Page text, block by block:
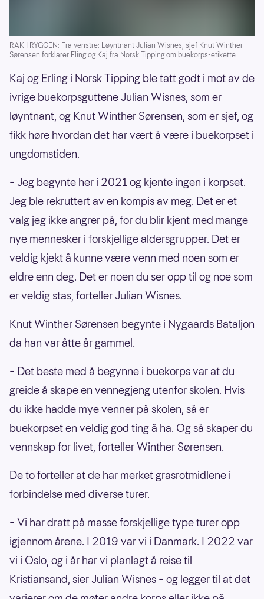
RAK I RYGGEN: Fra venstre: Løyntnant Julian Wisnes, sjef Knut Winther
Sørensen forklarer Eling og Kaj fra Norsk Tipping om buekorps-etikette.
Kaj og Erling i Norsk Tipping ble tatt godt i mot av de
ivrige buekorpsguttene Julian Wisnes, som er
løyntnant, og Knut Winther Sørensen, som er sjef, og
fikk høre hvordan det har vært å være i buekorpset i
ungdomstiden.
– Jeg begynte her i 2021 og kjente ingen i korpset.
Jeg ble rekruttert av en kompis av meg. Det er et
valg jeg ikke angrer på, for du blir kjent med mange
nye mennesker i forskjellige aldersgrupper. Det er
veldig kjekt å kunne være venn med noen som er
eldre enn deg. Det er noen du ser opp til og noe som
er veldig stas, forteller Julian Wisnes.
Knut Winther Sørensen begynte i Nygaards Bataljon
da han var åtte år gammel.
– Det beste med å begynne i buekorps var at du
greide å skape en vennegjeng utenfor skolen. Hvis
du ikke hadde mye venner på skolen, så er
buekorpset en veldig god ting å ha. Og så skaper du
vennskap for livet, forteller Winther Sørensen.
De to forteller at de har merket grasrotmidlene i
forbindelse med diverse turer.
– Vi har dratt på masse forskjellige type turer opp
igjennom årene. I 2019 var vi i Danmark. I 2022 var
vi i Oslo, og i år har vi planlagt å reise til
Kristiansand, sier Julian Wisnes – og legger til at det